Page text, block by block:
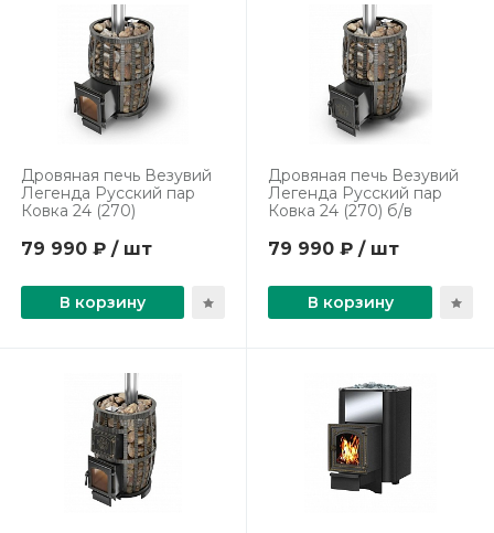
Дровяная печь Везувий
Легенда Русский пар
Ковка 24 (270)
79 990 ₽ / шт
В корзину
Дровяная печь Везувий
Легенда Русский пар
Ковка 24 (270) б/в
79 990 ₽ / шт
В корзину